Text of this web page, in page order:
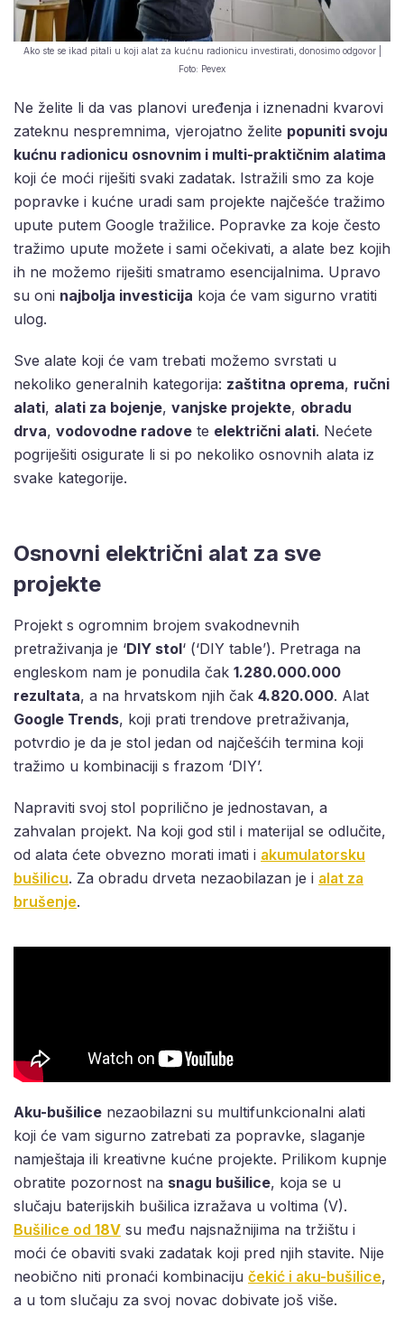
Ako ste se ikad pitali u koji alat za kućnu radionicu investirati, donosimo odgovor |
Foto: Pevex
Ne želite li da vas planovi uređenja i iznenadni kvarovi
zateknu nespremnima, vjerojatno želite popuniti svoju
kućnu radionicu osnovnim i multi-praktičnim alatima
koji će moći riješiti svaki zadatak. Istražili smo za koje
popravke i kućne uradi sam projekte najčešće tražimo
upute putem Google tražilice. Popravke za koje često
tražimo upute možete i sami očekivati, a alate bez kojih
ih ne možemo riješiti smatramo esencijalnima. Upravo
su oni najbolja investicija koja će vam sigurno vratiti
ulog.
Sve alate koji će vam trebati možemo svrstati u
nekoliko generalnih kategorija: zaštitna oprema, ručni
alati, alati za bojenje, vanjske projekte, obradu
drva, vodovodne radove te električni alati. Nećete
pogriješiti osigurate li si po nekoliko osnovnih alata iz
svake kategorije.
Osnovni električni alat za sve
projekte
Projekt s ogromnim brojem svakodnevnih
pretraživanja je ‘DIY stol‘ (‘DIY table’). Pretraga na
engleskom nam je ponudila čak 1.280.000.000
rezultata, a na hrvatskom njih čak 4.820.000. Alat
Google Trends, koji prati trendove pretraživanja,
potvrdio je da je stol jedan od najčešćih termina koji
tražimo u kombinaciji s frazom ‘DIY’.
Napraviti svoj stol poprilično je jednostavan, a
zahvalan projekt. Na koji god stil i materijal se odlučite,
od alata ćete obvezno morati imati i akumulatorsku
bušilicu. Za obradu drveta nezaobilazan je i alat za
brušenje.
Aku-bušilice nezaobilazni su multifunkcionalni alati
koji će vam sigurno zatrebati za popravke, slaganje
namještaja ili kreativne kućne projekte. Prilikom kupnje
obratite pozornost na snagu bušilice, koja se u
slučaju baterijskih bušilica izražava u voltima (V).
Bušilice od 18V su među najsnažnijima na tržištu i
moći će obaviti svaki zadatak koji pred njih stavite. Nije
neobično niti pronaći kombinaciju čekić i aku-bušilice,
a u tom slučaju za svoj novac dobivate još više.